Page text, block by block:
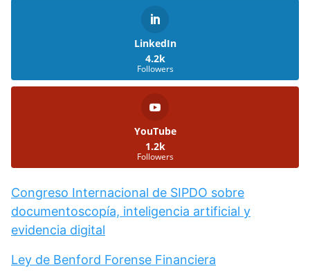
LinkedIn
4.2k
Followers
YouTube
1.2k
Followers
Congreso Internacional de SIPDO sobre
documentoscopía, inteligencia artificial y
evidencia digital
Ley de Benford Forense Financiera